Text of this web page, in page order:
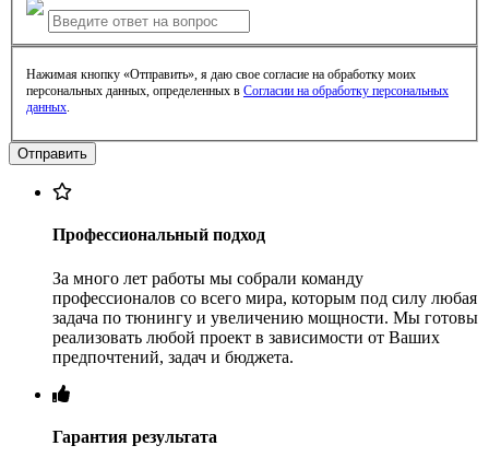
Нажимая кнопку «Отправить», я даю свое согласие на обработку моих
персональных данных, определенных в Согласии на обработку персональных
данных.
Профессиональный подход
За много лет работы мы собрали команду
профессионалов со всего мира, которым под силу любая
задача по тюнингу и увеличению мощности. Мы готовы
реализовать любой проект в зависимости от Ваших
предпочтений, задач и бюджета.
Гарантия результата